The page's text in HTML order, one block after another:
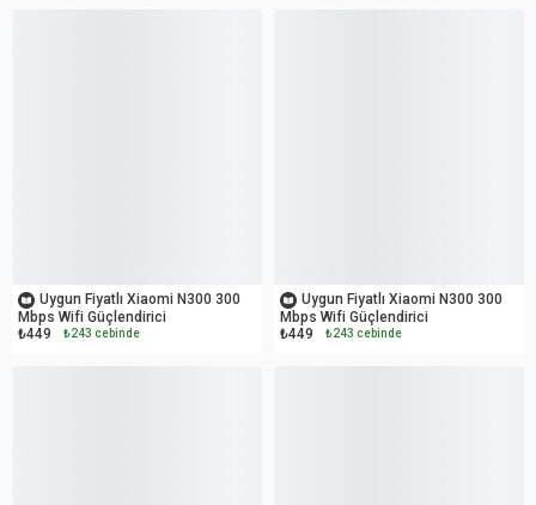
Uygun Fiyatlı Xiaomi N300 300
Mbps Wifi Güçlendirici
₺449
₺243 cebinde
Uygun Fiyatlı Xiaomi N300 300
Mbps Wifi Güçlendirici
₺449
₺243 cebinde